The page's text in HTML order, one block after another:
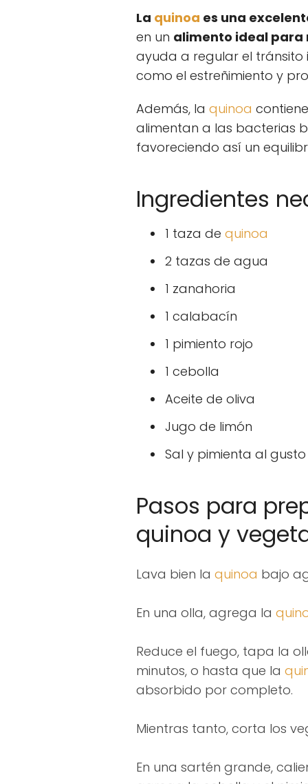
La quinoa es una
en un alimento ideal para
ayuda a regular el tránsito
como el estreñimiento y
Además, la quinoa
alimentan a las bacterias
favoreciendo así un
Ingredientes
1 taza de quinoa
2 tazas de agua
1 zanahoria
1 calabacín
1 pimiento rojo
1 cebolla
Aceite de oliva
Jugo de limón
Sal y pimienta al gusto
Pasos para
quinoa y
Lava bien la quinoa bajo
En una olla, agrega la
Reduce el fuego, tapa la
minutos, o hasta que la
absorbido por completo.
Mientras tanto, corta los
En una sartén grande,